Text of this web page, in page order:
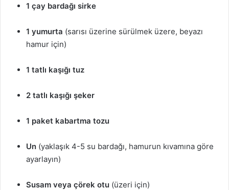
1 çay bardağı sirke
1 yumurta (sarısı üzerine sürülmek üzere, beyazı
hamur için)
1 tatlı kaşığı tuz
2 tatlı kaşığı şeker
1 paket kabartma tozu
Un (yaklaşık 4-5 su bardağı, hamurun kıvamına göre
ayarlayın)
Susam veya çörek otu (üzeri için)